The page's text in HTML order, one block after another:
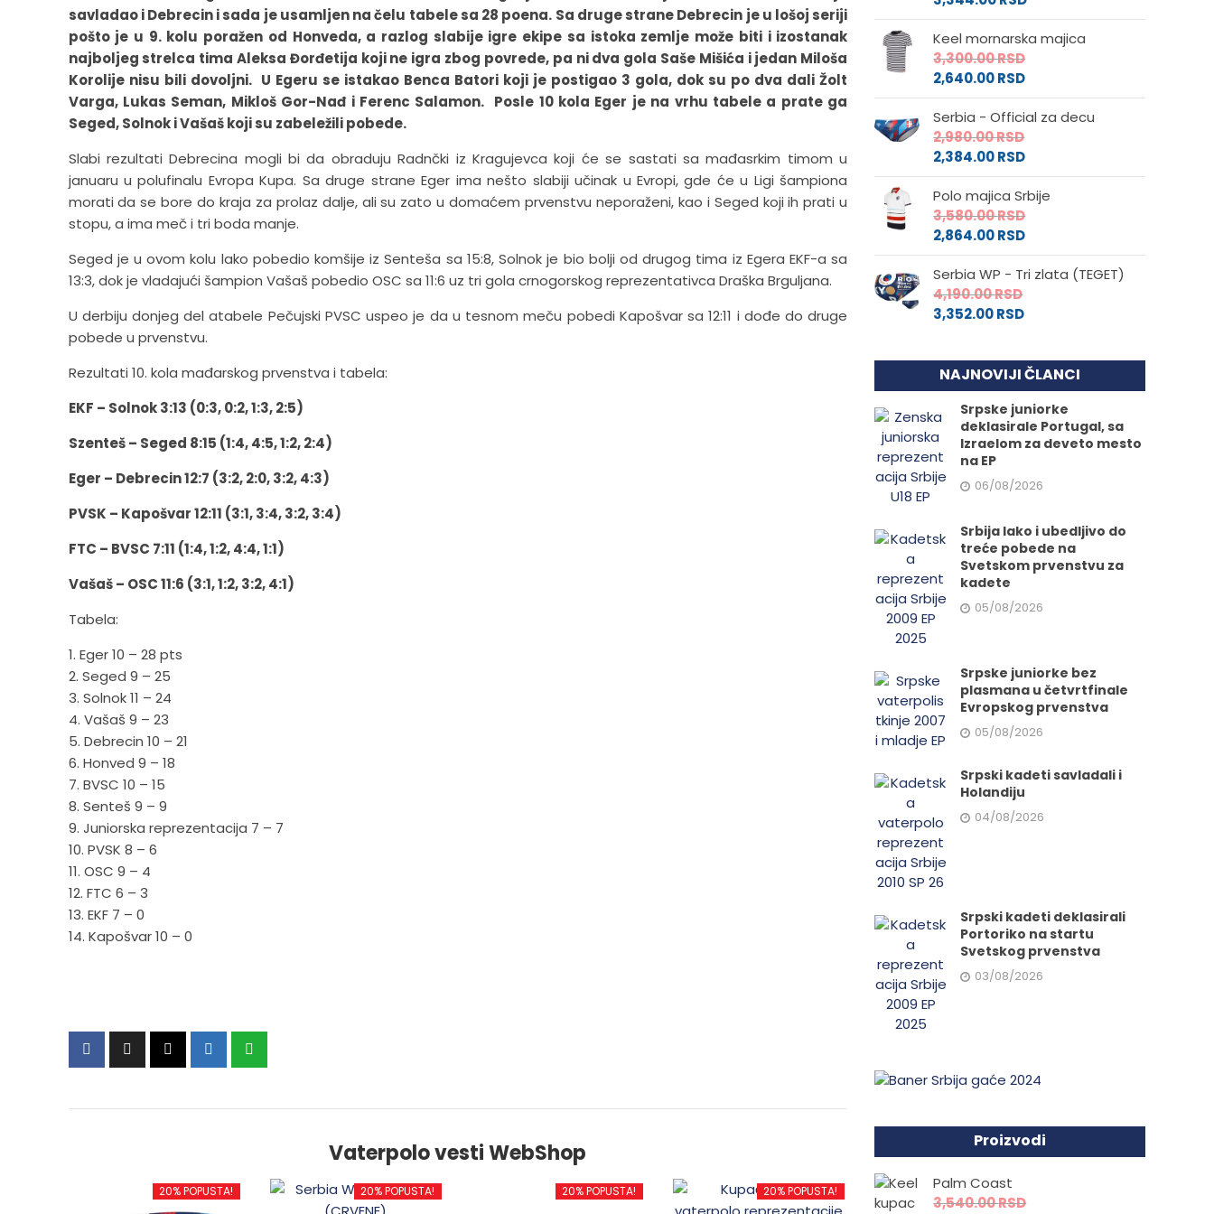
savladao i Debrecin i sada je usamljen na čelu tabele sa 28 poena. Sa druge strane Debrecin je u lošoj seriji
pošto je u 9. kolu poražen od Honveda, a razlog slabije igre ekipe sa istoka zemlje može biti i izostanak
najboljeg strelca tima Aleksa Đorđetija koji ne igra zbog povrede, pa ni dva gola Saše Mišića i jedan Miloša
Korolije nisu bili dovoljni. U Egeru se istakao Benca Batori koji je postigao 3 gola, dok su po dva dali Žolt
Varga, Lukas Seman, Mikloš Gor-Nađ i Ferenc Salamon. Posle 10 kola Eger je na vrhu tabele a prate ga
Seged, Solnok i Vašaš koji su zabeležili pobede.
Slabi rezultati Debrecina mogli bi da obraduju Radnčki iz Kragujevca koji će se sastati sa mađasrkim timom u
januaru u polufinalu Evropa Kupa. Sa druge strane Eger ima nešto slabiji učinak u Evropi, gde će u Ligi šampiona
morati da se bore do kraja za prolaz dalje, ali su zato u domaćem prvenstvu neporaženi, kao i Seged koji ih prati u
stopu, a ima meč i tri boda manje.
Seged je u ovom kolu lako pobedio komšije iz Senteša sa 15:8, Solnok je bio bolji od drugog tima iz Egera EKF-a sa
13:3, dok je vladajući šampion Vašaš pobedio OSC sa 11:6 uz tri gola crnogorskog reprezentativca Draška Brguljana.
U derbiju donjeg del atabele Pečujski PVSC uspeo je da u tesnom meču pobedi Kapošvar sa 12:11 i dođe do druge
pobede u prvenstvu.
Rezultati 10. kola mađarskog prvenstva i tabela:
EKF – Solnok 3:13 (0:3, 0:2, 1:3, 2:5)
Szenteš – Seged 8:15 (1:4, 4:5, 1:2, 2:4)
Eger – Debrecin 12:7 (3:2, 2:0, 3:2, 4:3)
PVSK – Kapošvar 12:11 (3:1, 3:4, 3:2, 3:4)
FTC – BVSC 7:11 (1:4, 1:2, 4:4, 1:1)
Vašaš – OSC 11:6 (3:1, 1:2, 3:2, 4:1)
Tabela:
1. Eger 10 – 28 pts
2. Seged 9 – 25
3. Solnok 11 – 24
4. Vašaš 9 – 23
5. Debrecin 10 – 21
6. Honved 9 – 18
7. BVSC 10 – 15
8. Senteš 9 – 9
9. Juniorska reprezentacija 7 – 7
10. PVSK 8 – 6
11. OSC 9 – 4
12. FTC 6 – 3
13. EKF 7 – 0
14. Kapošvar 10 – 0
Vaterpolo vesti WebShop
20% POPUSTA! 20% POPUSTA! 20% POPUSTA! 20% POPUSTA!
Keel mornarska majica
3,300.00RSD
2,640.00RSD
Serbia - Official za decu
2,980.00RSD
2,384.00RSD
Polo majica Srbije
3,580.00RSD
2,864.00RSD
Serbia WP - Tri zlata (TEGET)
4,190.00RSD
3,352.00RSD
NAJNOVIJI ČLANCI
Srpske juniorke
deklasirale Portugal, sa
Izraelom za deveto mesto
na EP
06/08/2026
Srbija lako i ubedljivo do
treće pobede na
Svetskom prvenstvu za
kadete
05/08/2026
Srpske juniorke bez
plasmana u četvrtfinale
Evropskog prvenstva
05/08/2026
Srpski kadeti savladali i
Holandiju
04/08/2026
Srpski kadeti deklasirali
Portoriko na startu
Svetskog prvenstva
03/08/2026
Proizvodi
Palm Coast
3,540.00RSD